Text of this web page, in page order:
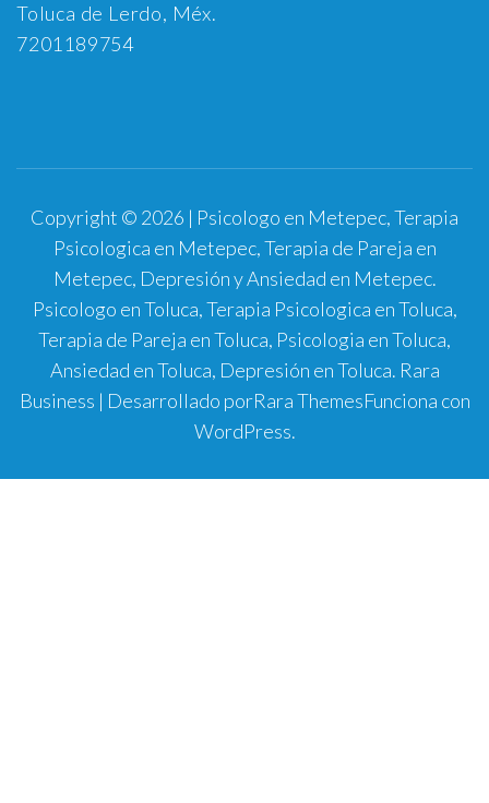
Toluca de Lerdo, Méx.
7201189754
Copyright © 2026 | Psicologo en Metepec, Terapia
Psicologica en Metepec, Terapia de Pareja en
Metepec, Depresión y Ansiedad en Metepec.
Psicologo en Toluca, Terapia Psicologica en Toluca,
Terapia de Pareja en Toluca, Psicologia en Toluca,
Ansiedad en Toluca, Depresión en Toluca. Rara
Business | Desarrollado porRara ThemesFunciona con
WordPress.